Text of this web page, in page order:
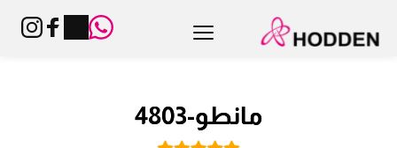
مانطو-4803